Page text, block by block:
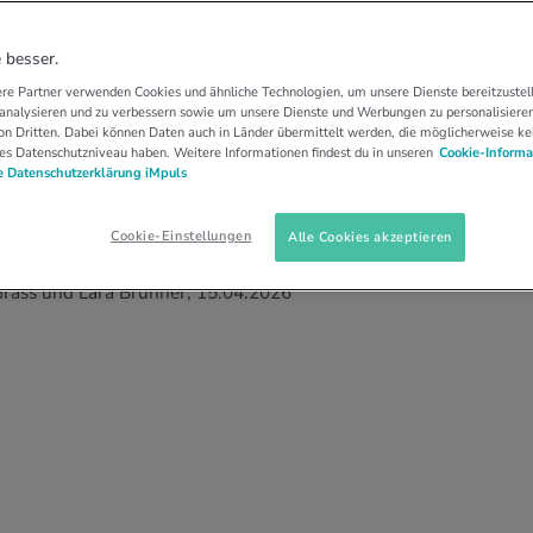
bist du?
was ihre Bewegungslust angeht. Finde
Alltagsbeweger, Geniesser oder
du dich entsprechend motivierst – und was
und Lara Brunner, 15.04.2026
besser.
Partner verwenden Cookies und ähnliche Technologien, um unsere Dienste
und zu verbessern sowie um unsere Dienste und Werbungen zu
Dritten. Dabei können Daten auch in Länder übermittelt werden, die möglicherweise
Datenschutzniveau haben. Weitere Informationen findest du in unseren Cookie-
Datenschutzerklärung iMpuls
Cookie-Einstellungen Alle Cookies akzeptieren